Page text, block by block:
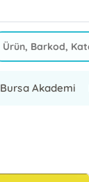
Bursa Akademi